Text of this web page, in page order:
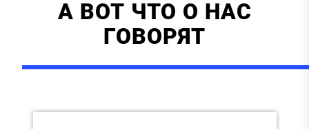
А ВОТ ЧТО О НАС
ГОВОРЯТ